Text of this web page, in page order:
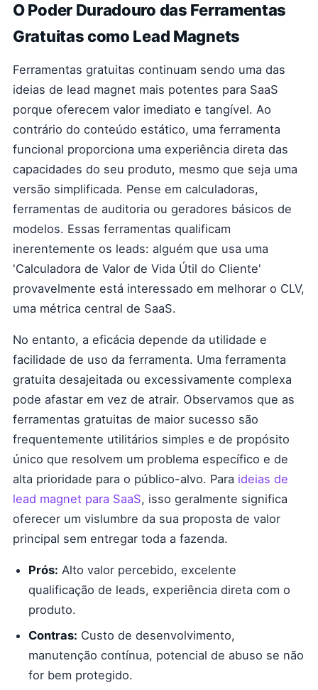
O Poder Duradouro das Ferramentas
Gratuitas como Lead Magnets
Ferramentas gratuitas continuam sendo uma das
ideias de lead magnet mais potentes para SaaS
porque oferecem valor imediato e tangível. Ao
contrário do conteúdo estático, uma ferramenta
funcional proporciona uma experiência direta das
capacidades do seu produto, mesmo que seja uma
versão simplificada. Pense em calculadoras,
ferramentas de auditoria ou geradores básicos de
modelos. Essas ferramentas qualificam
inerentemente os leads: alguém que usa uma
'Calculadora de Valor de Vida Útil do Cliente'
provavelmente está interessado em melhorar o CLV,
uma métrica central de SaaS.
No entanto, a eficácia depende da utilidade e
facilidade de uso da ferramenta. Uma ferramenta
gratuita desajeitada ou excessivamente complexa
pode afastar em vez de atrair. Observamos que as
ferramentas gratuitas de maior sucesso são
frequentemente utilitários simples e de propósito
único que resolvem um problema específico e de
alta prioridade para o público-alvo. Para ideias de
lead magnet para SaaS, isso geralmente significa
oferecer um vislumbre da sua proposta de valor
principal sem entregar toda a fazenda.
Prós: Alto valor percebido, excelente
qualificação de leads, experiência direta com o
produto.
Contras: Custo de desenvolvimento,
manutenção contínua, potencial de abuso se não
for bem protegido.